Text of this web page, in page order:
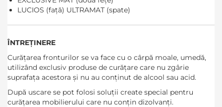
LUCIOS (față) ULTRAMAT (spate)
ÎNTREȚINERE
Curățarea fronturilor se va face cu o cârpă moale, umedă,
utilizând exclusiv produse de curățare care nu zgârie
suprafața acestora și nu au conținut de alcool sau acid.
După uscare se pot folosi soluții create special pentru
curățarea mobilierului care nu conțin dizolvanți.